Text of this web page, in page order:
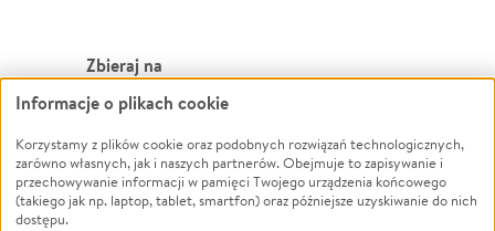
Zbieraj na
Leczenie
Zwierzęta
Pożar
Ukraina
Powódź
Wichura
NGO
Informacje o plikach cookie
Korzystamy z plików cookie oraz podobnych rozwiązań technologicznych,
zarówno własnych, jak i naszych partnerów. Obejmuje to zapisywanie i
przechowywanie informacji w pamięci Twojego urządzenia końcowego
(takiego jak np. laptop, tablet, smartfon) oraz późniejsze uzyskiwanie do nich
dostępu.